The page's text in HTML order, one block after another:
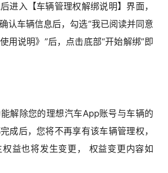
进入【车辆管理权解绑说明】界面，
认车辆信息后，勾选“我已阅读并同意
用说明》”后，点击底部“开始解绑”即
解除您的理想汽车App账号与车辆的
成后，您将不再享有该车辆管理权，
益也将发生变更， 权益变更内容如